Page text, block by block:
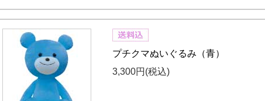
プチクマぬいぐるみ（青）
3,300円 (税込)